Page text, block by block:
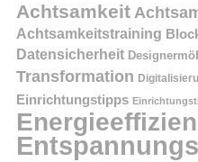
Achtsamkeit
Achtsamkeitstraining
Datensicherheit
Transformation
Einrichtungstipps